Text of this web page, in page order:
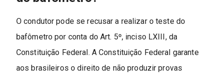
O condutor pode se recusar a realizar o teste do
bafômetro por conta do Art. 5º, inciso LXIII, da
Constituição Federal. A Constituição Federal garante
aos brasileiros o direito de não produzir provas